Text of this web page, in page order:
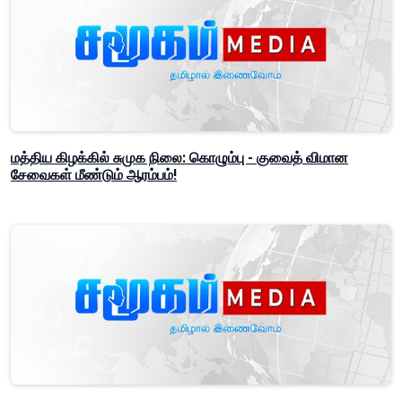
மத்திய கிழக்கில் சுமுக நிலை: கொழும்பு - குவைத் விமான
சேவைகள் மீண்டும் ஆரம்பம்!